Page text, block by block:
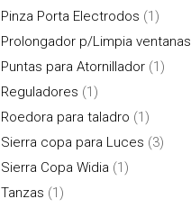
Pinza Porta Electrodos (1)
Prolongador p/Limpia ventanas
Puntas para Atornillador (1)
Reguladores (1)
Roedora para taladro (1)
Sierra copa para Luces (3)
Sierra Copa Widia (1)
Tanzas (1)